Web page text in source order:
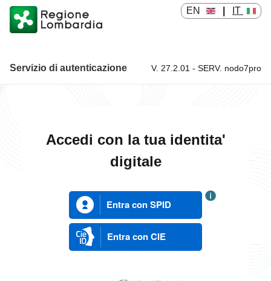
EN IT
Servizio di autenticazione Servizio di autenticazione
V. 27.2.01 - SERV. nodo7pro
Accedi con la tua identita'
digitale
Entra con SPID
Entra con CIE